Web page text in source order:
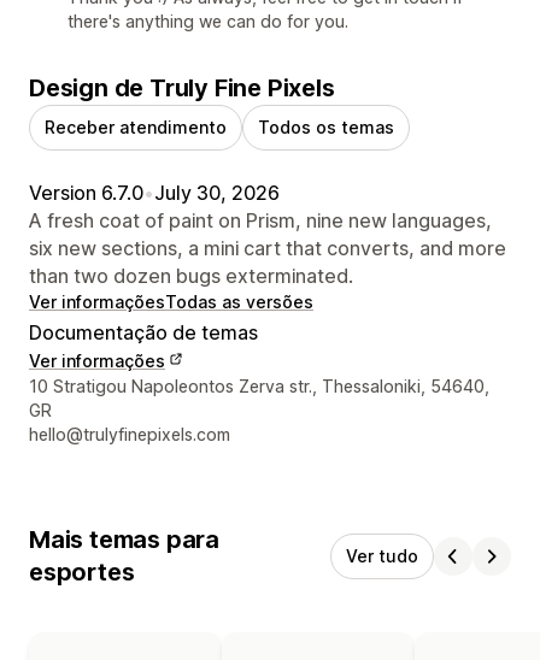
there's anything we can do for you.
Design de Truly Fine Pixels
Receber atendimento Todos os temas
Version 6.7.0•July 30, 2026
A fresh coat of paint on Prism, nine new languages,
six new sections, a mini cart that converts, and more
than two dozen bugs exterminated.
Ver informaçõesTodas as versões
Documentação de temas
Ver informações
Informações de contato do designer
10 Stratigou Napoleontos Zerva str., Thessaloniki, 54640,
GR
hello@trulyfinepixels.com
Mais temas para
esportes
Ver tudo